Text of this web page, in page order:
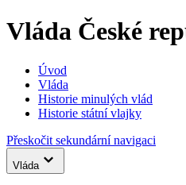
Vláda České
Úvod
Vláda
Historie minulých vlád
Historie státní vlajky
Přeskočit sekundární navigaci
Vláda